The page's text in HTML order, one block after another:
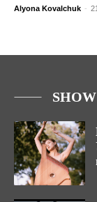
Alyona Kovalchuk -